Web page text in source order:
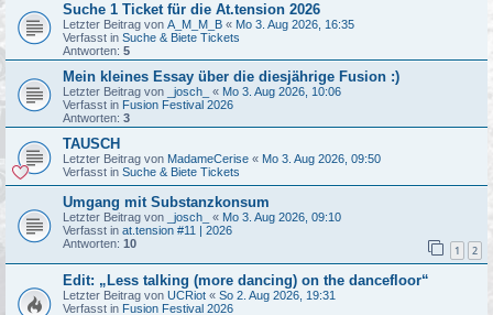
Suche 1 Ticket für die At.tension 2026
Letzter Beitrag von A_M_M_B « Mo 3. Aug 2026, 16:35
Verfasst in Suche & Biete Tickets
Antworten: 5
Mein kleines Essay über die diesjährige Fusion :)
Letzter Beitrag von _josch_ « Mo 3. Aug 2026, 10:06
Verfasst in Fusion Festival 2026
Antworten: 3
TAUSCH
Letzter Beitrag von MadameCerise « Mo 3. Aug 2026, 09:50
Verfasst in Suche & Biete Tickets
Umgang mit Substanzkonsum
Letzter Beitrag von _josch_ « Mo 3. Aug 2026, 09:10
Verfasst in at.tension #11 | 2026
Antworten: 10 1 2
Edit: „Less talking (more dancing) on the dancefloor“
Letzter Beitrag von UCRiot « So 2. Aug 2026, 19:31
Verfasst in Fusion Festival 2026